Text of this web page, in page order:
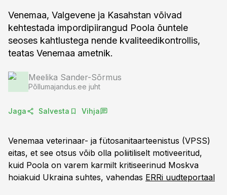
Venemaa, Valgevene ja Kasahstan võivad
kehtestada impordipiirangud Poola õuntele
seoses kahtlustega nende kvaliteedikontrollis,
teatas Venemaa ametnik.
Meelika Sander-Sõrmus
Põllumajandus.ee juht
Jaga Salvesta Vihja
Venemaa veterinaar- ja fütosanitaarteenistus (VPSS)
eitas, et see otsus võib olla poliitiliselt motiveeritud,
kuid Poola on varem karmilt kritiseerinud Moskva
hoiakuid Ukraina suhtes, vahendas ERRi uudteportaal